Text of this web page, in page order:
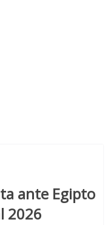
ante Egipto
2026